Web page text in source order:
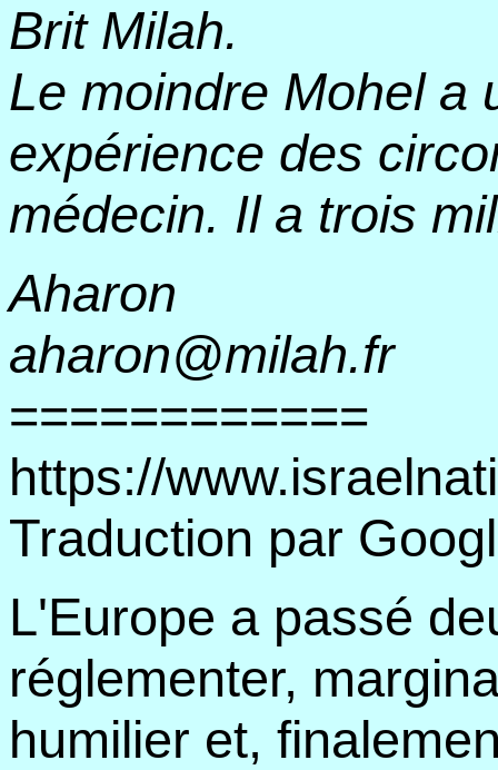
Brit Milah.
Le moindre Mohel a
expérience des
médecin. Il a trois
Aharon
aharon@milah.fr
============
https://
Traduction par
L'Europe a passé
réglementer,
humilier et,